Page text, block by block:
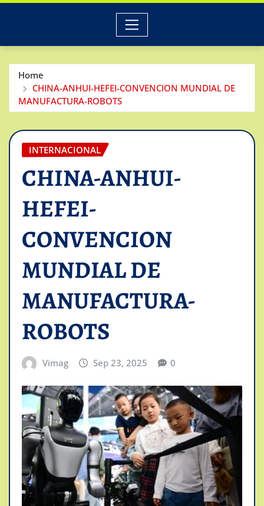
Home
CHINA-ANHUI-HEFEI-CONVENCION MUNDIAL DE
MANUFACTURA-ROBOTS
INTERNACIONAL
CHINA-ANHUI-
HEFEI-
CONVENCION
MUNDIAL DE
MANUFACTURA-
ROBOTS
Vimag Sep 23, 2025 0